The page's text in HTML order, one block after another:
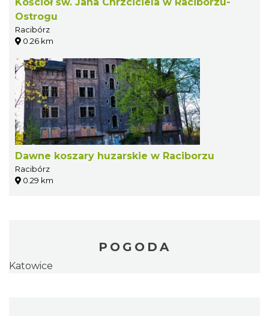
Ostrogu
Racibórz
0.26 km
Dawne koszary huzarskie w Raciborzu
Racibórz
0.29 km
POGODA
Katowice